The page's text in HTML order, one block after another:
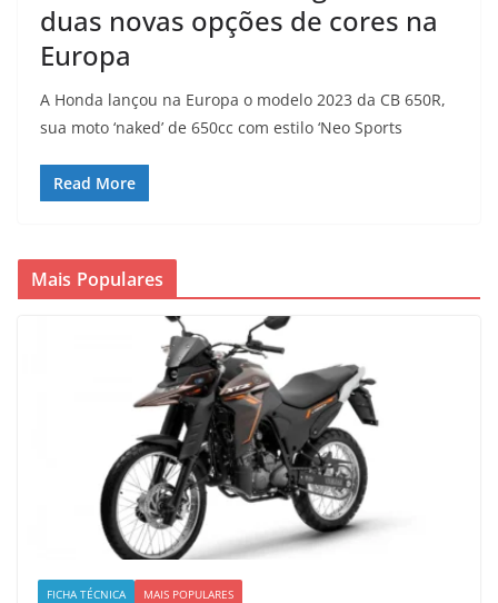
duas novas opções de cores na
Europa
A Honda lançou na Europa o modelo 2023 da CB 650R,
sua moto ‘naked’ de 650cc com estilo ‘Neo Sports
Read More
Mais Populares
FICHA TÉCNICA MAIS POPULARES